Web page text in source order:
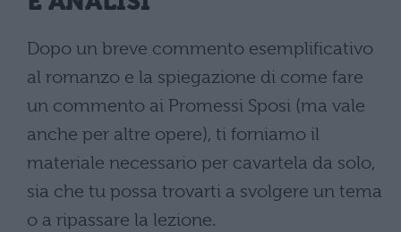
Dopo un breve commento esemplificativo
al romanzo e la spiegazione di come fare
un commento ai Promessi Sposi (ma vale
anche per altre opere), ti forniamo il
materiale necessario per cavartela da solo,
sia che tu possa trovarti a svolgere un tema
o a ripassare la lezione.